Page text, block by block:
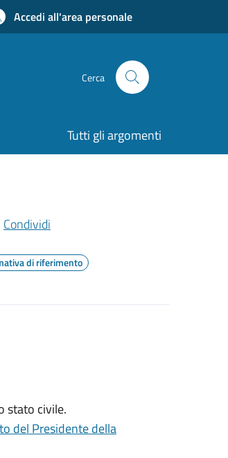
Accedi all'area personale
Cerca
Tutti gli argomenti
Condividi
di riferimento
stato civile.
del Presidente della